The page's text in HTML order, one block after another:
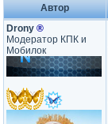
Автор
Drony ®
Модератор КПК и
Мобилок